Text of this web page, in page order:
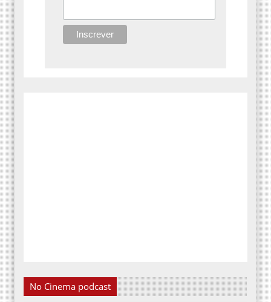
No Cinema podcast